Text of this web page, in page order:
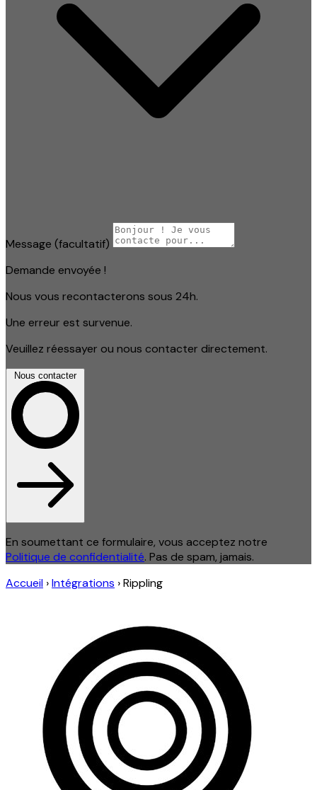
Message (facultatif)
Demande envoyée !
Nous vous recontacterons sous 24h.
Une erreur est survenue.
Veuillez réessayer ou nous contacter directement.
Nous contacter
En soumettant ce formulaire, vous acceptez notre
Politique de confidentialité. Pas de spam, jamais.
Accueil ›Intégrations ›Rippling